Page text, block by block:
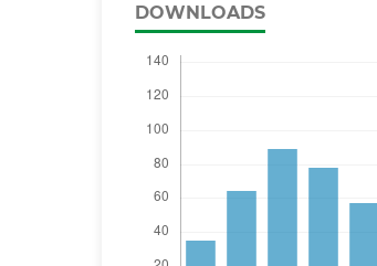
DOWNLOADS